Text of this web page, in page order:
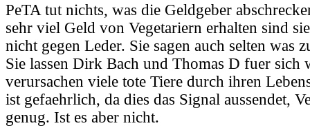
PeTA tut nichts, was die Geldgeber
sehr viel Geld von Vegetariern erhalten sind
nicht gegen Leder. Sie sagen auch selten was
Sie lassen Dirk Bach und Thomas D fuer sich
verursachen viele tote Tiere durch ihren
ist gefaehrlich, da dies das Signal aussendet,
genug. Ist es aber nicht.